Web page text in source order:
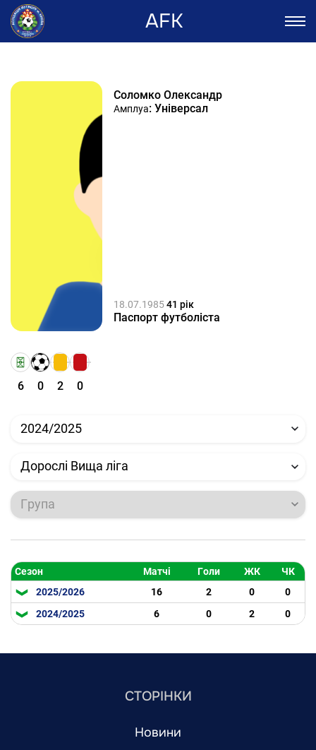
AFK
Соломко Олександр
Амплуа: Універсал
18.07.198541 рік
Паспорт футболіста
6 0 2 0
2024/2025
Дорослі Вища ліга
Група
Сезон Матчі Голи ЖК
ЧК
2025/2026
16 2 0
0
2024/2025
6 0 2 0
СТОРІНКИ
Новини